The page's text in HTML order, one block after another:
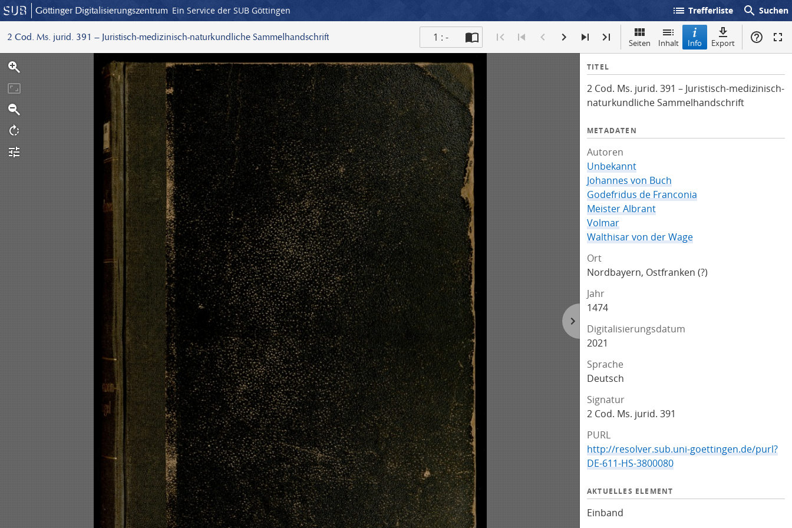
Göttinger Digitalisierungszentrum Ein Service der SUB Göttingen list Trefferliste search Suchen
2 Cod. Ms. jurid. 391 – Juristisch-medizinisch-naturkundliche Sammelhandschrift 1 : - Seiten Inhalt Info Export
I
f
o
TITEL
2 Cod. Ms. jurid. 391 – Juristisch-medizinisch-
naturkundliche Sammelhandschrift
METADATEN
Autoren
Unbekannt
Johannes von Buch
Godefridus de Franconia
Meister Albrant
Volmar
Walthisar von der Wage
Ort
Nordbayern, Ostfranken (?)
Jahr
1474
Digitalisierungsdatum
2021
Sprache
Deutsch
Signatur
2 Cod. Ms. jurid. 391
PURL
http://resolver.sub.uni-goettingen.de/purl?
DE-611-HS-3800080
AKTUELLES ELEMENT
Einband